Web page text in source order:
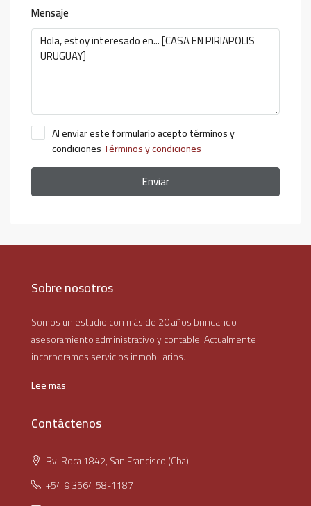
Mensaje
Al enviar este formulario acepto términos y
condicionesTérminos y condiciones
Enviar
Sobre nosotros
Somos un estudio con más de 20 años brindando
asesoramiento administrativo y contable. Actualmente
incorporamos servicios inmobiliarios.
Lee mas
Contáctenos
Bv. Roca 1842, San Francisco (Cba)
+54 9 3564 58-1187